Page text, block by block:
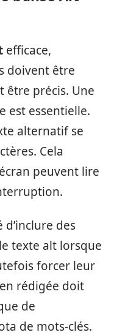
efficace,
doivent être
être précis. Une
est essentielle.
alternatif se
Cela
peuvent lire
des
texte alt lorsque
forcer leur
rédigée doit
de
de mots-clés.